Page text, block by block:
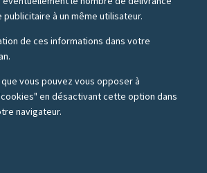
publicitaire à un même utilisateur.
de ces informations dans votre
vous pouvez vous opposer à
en désactivant cette option dans
navigateur.